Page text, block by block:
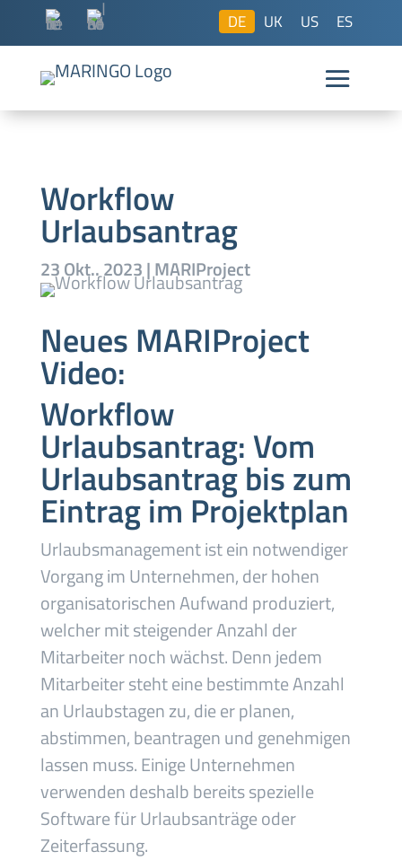
DE UK US ES
Workflow
Urlaubsantrag
23 Okt.. 2023|MARIProject
Neues MARIProject
Video:
Workflow
Urlaubsantrag: Vom
Urlaubsantrag bis zum
Eintrag im Projektplan
Urlaubsmanagement ist ein notwendiger
Vorgang im Unternehmen, der hohen
organisatorischen Aufwand produziert,
welcher mit steigender Anzahl der
Mitarbeiter noch wächst. Denn jedem
Mitarbeiter steht eine bestimmte Anzahl
an Urlaubstagen zu, die er planen,
abstimmen, beantragen und genehmigen
lassen muss. Einige Unternehmen
verwenden deshalb bereits spezielle
Software für Urlaubsanträge oder
Zeiterfassung.